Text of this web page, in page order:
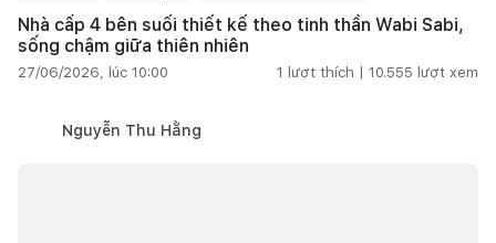
Nhà cấp 4 bên suối thiết kế theo tinh thần Wabi Sabi,
sống chậm giữa thiên nhiên
27/06/2026, lúc 10:00 1 lượt thích | 10.555 lượt xem
Nguyễn Thu Hằng